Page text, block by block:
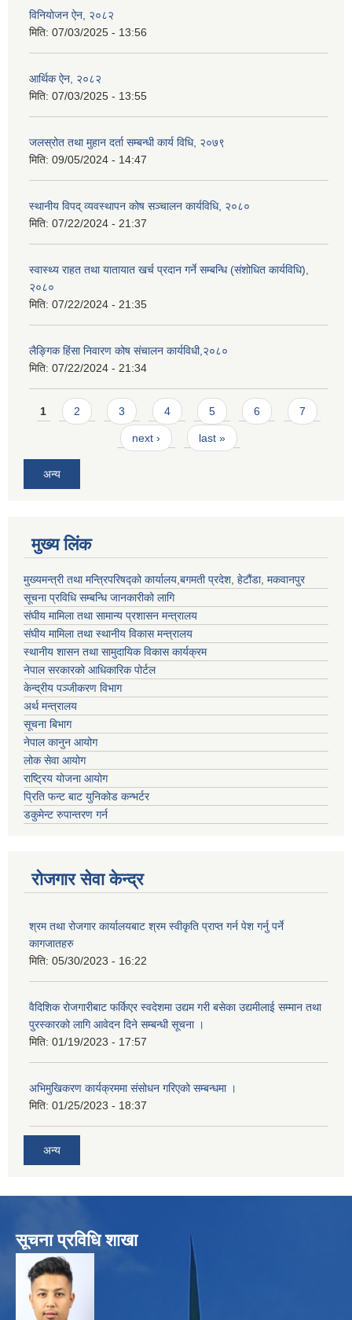
विनियोजन ऐन, २०८२
मिति: 07/03/2025 - 13:56
आर्थिक ऐन, २०८२
मिति: 07/03/2025 - 13:55
जलस्रोत तथा मुहान दर्ता सम्बन्धी कार्य विधि, २०७९
मिति: 09/05/2024 - 14:47
स्थानीय विपद् व्यवस्थापन कोष सञ्चालन कार्यविधि, २०८०
मिति: 07/22/2024 - 21:37
स्वास्थ्य राहत तथा यातायात खर्च प्रदान गर्ने सम्बन्धि (संशोधित कार्यविधि),
२०८०
मिति: 07/22/2024 - 21:35
लैङ्गिक हिंसा निवारण कोष संचालन कार्यविधी,२०८०
मिति: 07/22/2024 - 21:34
Pages
1 2 3 4 5 6 7
next › last »
अन्य
मुख्य लिंक
मुख्यमन्त्री तथा मन्त्रिपरिषद्को कार्यालय,बगमती प्रदेश, हेटौंडा, मकवानपुर
सूचना प्रविधि सम्बन्धि जानकारीको लागि
संघीय मामिला तथा सामान्य प्रशासन मन्त्रालय
संघीय मामिला तथा स्थानीय विकास मन्त्रालय
स्थानीय शासन तथा सामुदायिक विकास कार्यक्रम
नेपाल सरकारको आधिकारिक पोर्टल
केन्द्रीय पञ्जीकरण विभाग
अर्थ मन्त्रालय
सूचना बिभाग
नेपाल कानुन आयोग
लोक सेवा आयोग
राष्ट्रिय योजना आयोग
प्रिति फन्ट बाट युनिकोड कन्भर्टर
डकुमेन्ट रुपान्तरण गर्न
रोजगार सेवा केन्द्र
श्रम तथा रोजगार कार्यालयबाट श्रम स्वीकृति प्राप्त गर्न पेश गर्नु पर्ने
कागजातहरु
मिति: 05/30/2023 - 16:22
वैदिशिक रोजगारीबाट फर्किएर स्वदेशमा उद्यम गरी बसेका उद्यमीलाई सम्मान तथा
पुरस्कारको लागि आवेदन दिने सम्बन्धी सूचना ।
मिति: 01/19/2023 - 17:57
अभिमुखिकरण कार्यक्रममा संसोधन गरिएको सम्बन्धमा ।
मिति: 01/25/2023 - 18:37
अन्य
सूचना प्रविधि शाखा